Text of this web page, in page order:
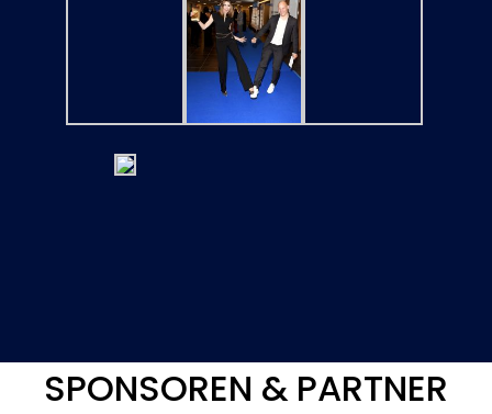
SPONSOREN & PARTNER